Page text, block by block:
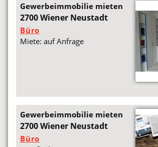
Gewerbeimmobilie mieten
2700 Wiener Neustadt
Büro
Miete: auf Anfrage
Gewerbeimmobilie mieten
2700 Wiener Neustadt
Büro